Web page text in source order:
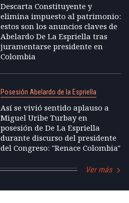
Descarta Constituyente y
elimina impuesto al patrimonio:
estos son los anuncios claves de
Abelardo De La Espriella tras
juramentarse presidente en
Colombia
Posesión Abelardo de la Espriella
Así se vivió sentido aplauso a
Miguel Uribe Turbay en
posesión de De La Espriella
durante discurso del presidente
del Congreso: "Renace Colombia"
Ver más